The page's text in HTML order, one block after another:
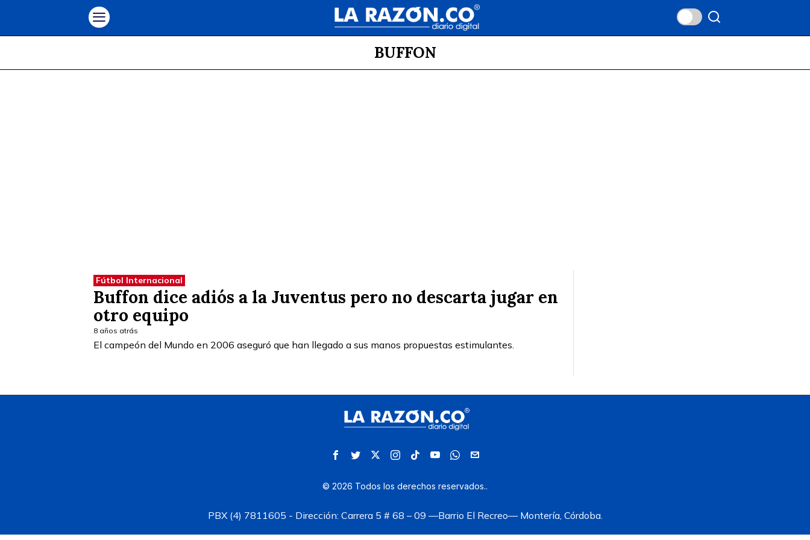
BUFFON
Fútbol Internacional
Buffon dice adiós a la Juventus pero no descarta jugar en
otro equipo
8 años atrás
El campeón del Mundo en 2006 aseguró que han llegado a sus manos propuestas estimulantes.
© 2026 Todos los derechos reservados..
PBX (4) 7811605 - Dirección: Carrera 5 # 68 – 09 —Barrio El Recreo— Montería, Córdoba.